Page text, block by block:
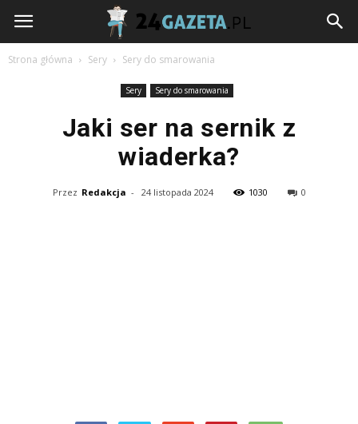
24gazeta.pl
Strona główna Sery Sery do smarowania
Sery Sery do smarowania
Jaki ser na sernik z
wiaderka?
Przez Redakcja - 24 listopada 2024 1030 0